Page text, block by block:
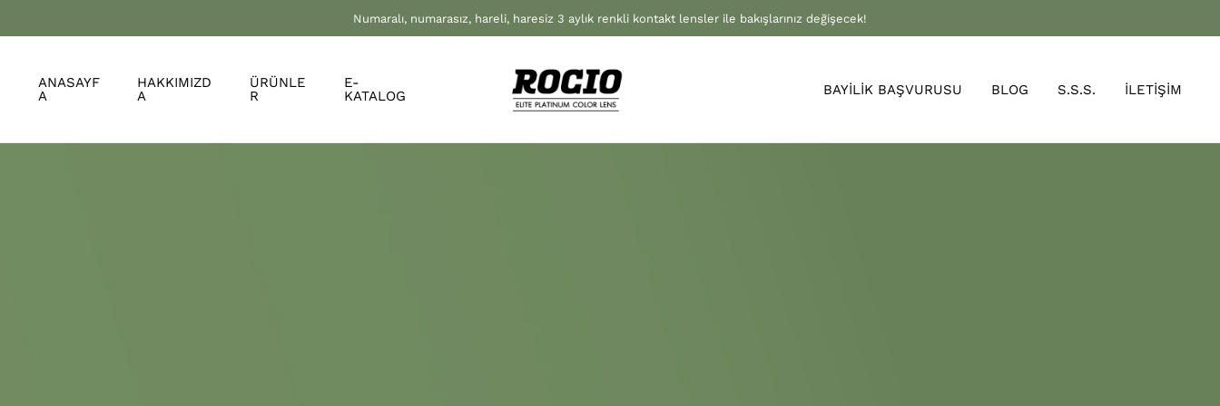
Numaralı, numarasız, hareli, haresiz 3 aylık renkli kontakt lensler ile bakışlarınız değişecek!
ANASAYF
A
HAKKIMIZD
A
ÜRÜNLE
R
E-
KATALOG
BAYİLİK BAŞVURUSU BLOG S.S.S. İLETİŞİM